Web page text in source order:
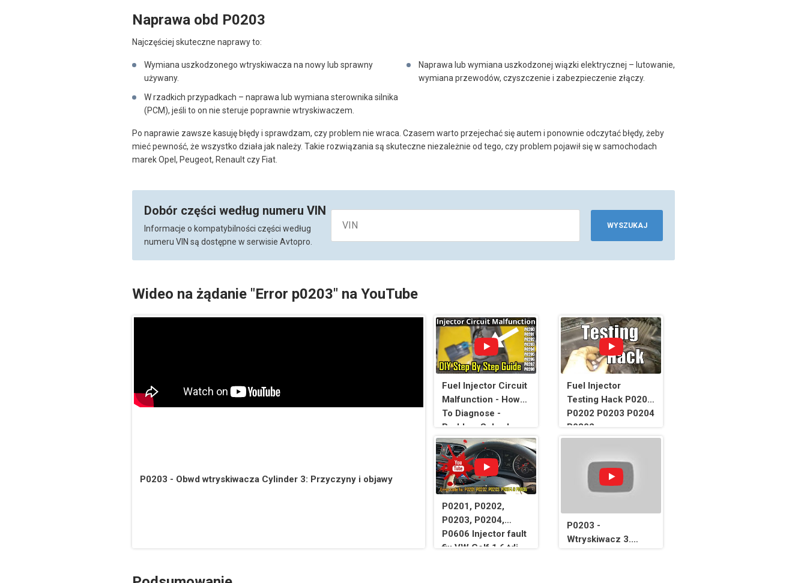
Naprawa obd P0203
Najczęściej skuteczne naprawy to:
Wymiana uszkodzonego wtryskiwacza na nowy lub sprawny
używany.
Naprawa lub wymiana uszkodzonej wiązki elektrycznej – lutowanie,
wymiana przewodów, czyszczenie i zabezpieczenie złączy.
W rzadkich przypadkach – naprawa lub wymiana sterownika silnika
(PCM), jeśli to on nie steruje poprawnie wtryskiwaczem.
Po naprawie zawsze kasuję błędy i sprawdzam, czy problem nie wraca. Czasem warto przejechać się autem i ponownie odczytać błędy, żeby
mieć pewność, że wszystko działa jak należy. Takie rozwiązania są skuteczne niezależnie od tego, czy problem pojawił się w samochodach
marek Opel, Peugeot, Renault czy Fiat.
Dobór części według numeru VIN
Informacje o kompatybilności części według
numeru VIN są dostępne w serwisie Avtopro.
WYSZUKAJ
Wideo na żądanie "Error p0203" na YouTube
P0203 - Obwd wtryskiwacza Cylinder 3: Przyczyny i objawy
Fuel Injector Circuit
Malfunction - How
To Diagnose -
Problem Solved
Fuel Injector
Testing Hack P0201
P0202 P0203 P0204
P0302
P0201, P0202,
P0203, P0204,
P0606 Injector fault
fix VW Golf 1.6 tdi
P0203 -
Wtryskiwacz 3.